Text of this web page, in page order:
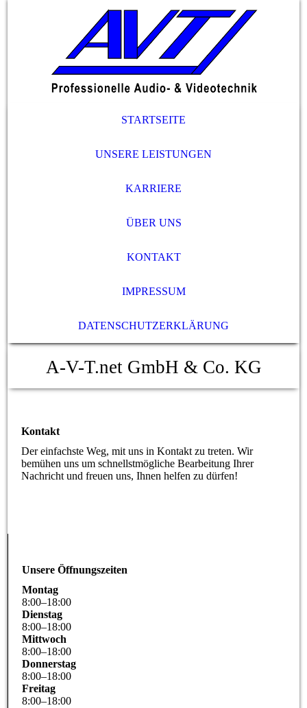
STARTSEITE
UNSERE LEISTUNGEN
KARRIERE
ÜBER UNS
KONTAKT
IMPRESSUM
DATENSCHUTZERKLÄRUNG
A-V-T.net GmbH & Co. KG
Kontakt
Der einfachste Weg, mit uns in Kontakt zu treten. Wir
bemühen uns um schnellstmögliche Bearbeitung Ihrer
Nachricht und freuen uns, Ihnen helfen zu dürfen!
Unsere Öffnungszeiten
Montag
8:00–18:00
Dienstag
8:00–18:00
Mittwoch
8:00–18:00
Donnerstag
8:00–18:00
Freitag
8:00–18:00